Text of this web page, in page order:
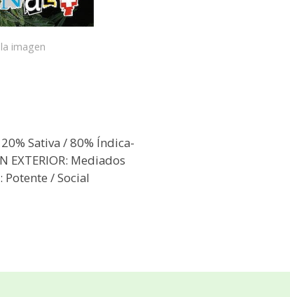
imagen
Sativa / 80% Índica-
EXTERIOR: Mediados
Potente / Social